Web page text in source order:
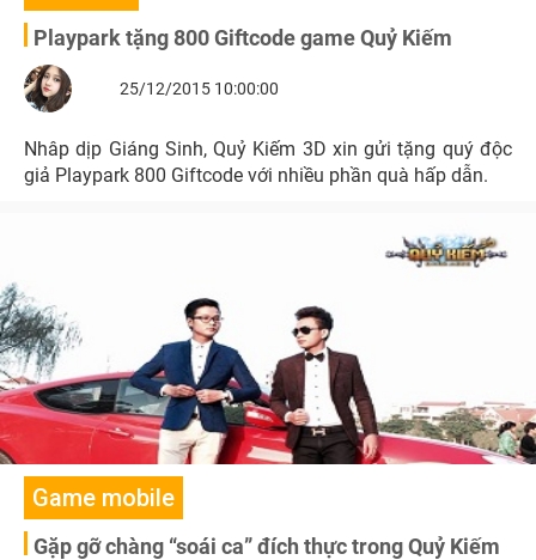
Playpark tặng 800 Giftcode game Quỷ Kiếm
25/12/2015 10:00:00
Nhâp dịp Giáng Sinh, Quỷ Kiếm 3D xin gửi tặng quý độc
giả Playpark 800 Giftcode với nhiều phần quà hấp dẫn.
Game mobile
Gặp gỡ chàng “soái ca” đích thực trong Quỷ Kiếm